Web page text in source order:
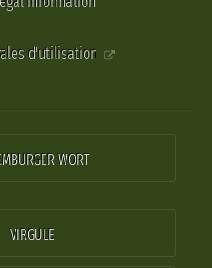
d'utilisation
WORT
VIRGULE